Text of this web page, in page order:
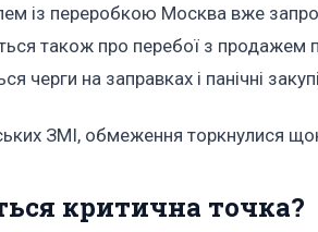
із переробкою Москва вже
також про перебої з продажем
черги на заправках і панічні
ЗМІ, обмеження торкнулися
критична точка?